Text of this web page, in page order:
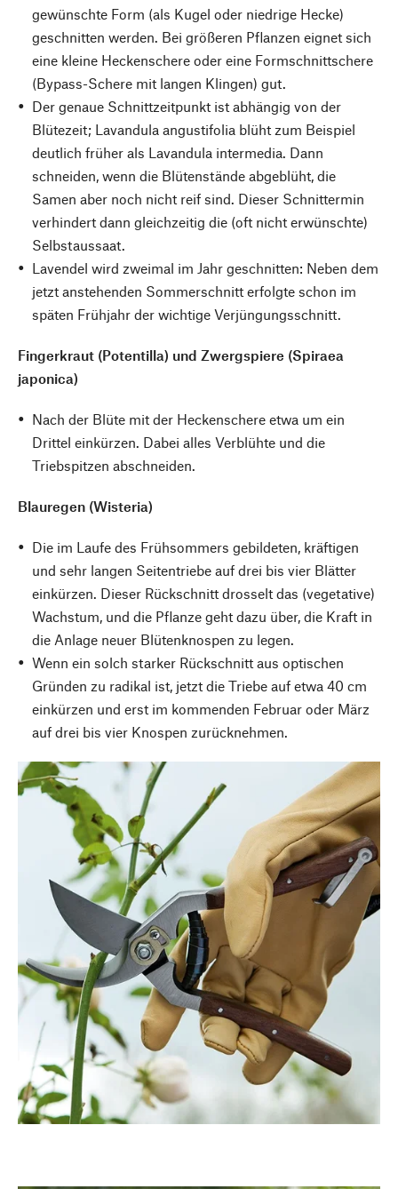
gewünschte Form (als Kugel oder niedrige Hecke)
geschnitten werden. Bei größeren Pflanzen eignet sich
eine kleine Heckenschere oder eine Formschnittschere
(Bypass-Schere mit langen Klingen) gut.
Der genaue Schnittzeitpunkt ist abhängig von der
Blütezeit; Lavandula angustifolia blüht zum Beispiel
deutlich früher als Lavandula intermedia. Dann
schneiden, wenn die Blütenstände abgeblüht, die
Samen aber noch nicht reif sind. Dieser Schnittermin
verhindert dann gleichzeitig die (oft nicht erwünschte)
Selbstaussaat.
Lavendel wird zweimal im Jahr geschnitten: Neben dem
jetzt anstehenden Sommerschnitt erfolgte schon im
späten Frühjahr der wichtige Verjüngungsschnitt.
Fingerkraut (Potentilla) und Zwergspiere (Spiraea
japonica)
Nach der Blüte mit der Heckenschere etwa um ein
Drittel einkürzen. Dabei alles Verblühte und die
Triebspitzen abschneiden.
Blauregen (Wisteria)
Die im Laufe des Frühsommers gebildeten, kräftigen
und sehr langen Seitentriebe auf drei bis vier Blätter
einkürzen. Dieser Rückschnitt drosselt das (vegetative)
Wachstum, und die Pflanze geht dazu über, die Kraft in
die Anlage neuer Blütenknospen zu legen.
Wenn ein solch starker Rückschnitt aus optischen
Gründen zu radikal ist, jetzt die Triebe auf etwa 40 cm
einkürzen und erst im kommenden Februar oder März
auf drei bis vier Knospen zurücknehmen.